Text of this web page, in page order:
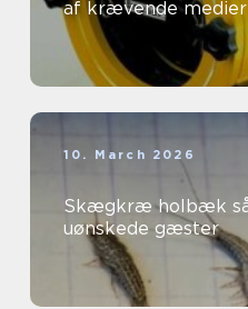
af krævende medier
10. March 2026
Skægkræ holbæk sådan stopper du de
uønskede gæster